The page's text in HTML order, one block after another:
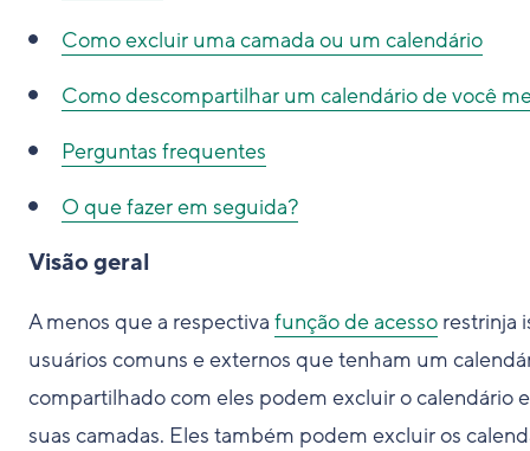
Como excluir uma camada ou um calendário
Como descompartilhar um calendário de você
Perguntas frequentes
O que fazer em seguida?
Visão geral
A menos que a respectiva função de acesso restrinja
usuários comuns e externos que tenham um
compartilhado com eles podem excluir o calendário e
suas camadas. Eles também podem excluir os